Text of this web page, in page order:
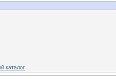
каталог